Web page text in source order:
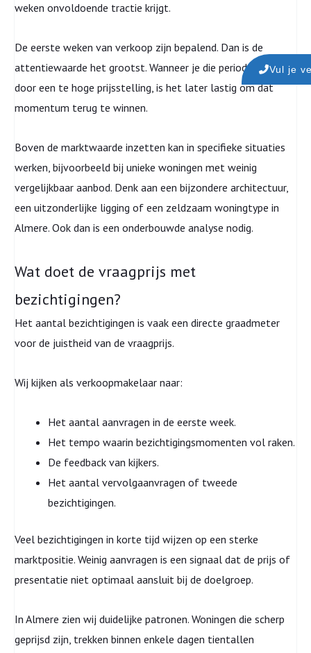
weken onvoldoende tractie krijgt.
De eerste weken van verkoop zijn bepalend. Dan is de
attentiewaarde het grootst. Wanneer je die periode mist
door een te hoge prijsstelling, is het later lastig om dat
momentum terug te winnen.
Boven de marktwaarde inzetten kan in specifieke situaties
werken, bijvoorbeeld bij unieke woningen met weinig
vergelijkbaar aanbod. Denk aan een bijzondere architectuur,
een uitzonderlijke ligging of een zeldzaam woningtype in
Almere. Ook dan is een onderbouwde analyse nodig.
Wat doet de vraagprijs met
bezichtigingen?
Het aantal bezichtigingen is vaak een directe graadmeter
voor de juistheid van de vraagprijs.
Wij kijken als verkoopmakelaar naar:
Het aantal aanvragen in de eerste week.
Het tempo waarin bezichtigingsmomenten vol raken.
De feedback van kijkers.
Het aantal vervolgaanvragen of tweede
bezichtigingen.
Veel bezichtigingen in korte tijd wijzen op een sterke
marktpositie. Weinig aanvragen is een signaal dat de prijs of
presentatie niet optimaal aansluit bij de doelgroep.
In Almere zien wij duidelijke patronen. Woningen die scherp
geprijsd zijn, trekken binnen enkele dagen tientallen
Vul je